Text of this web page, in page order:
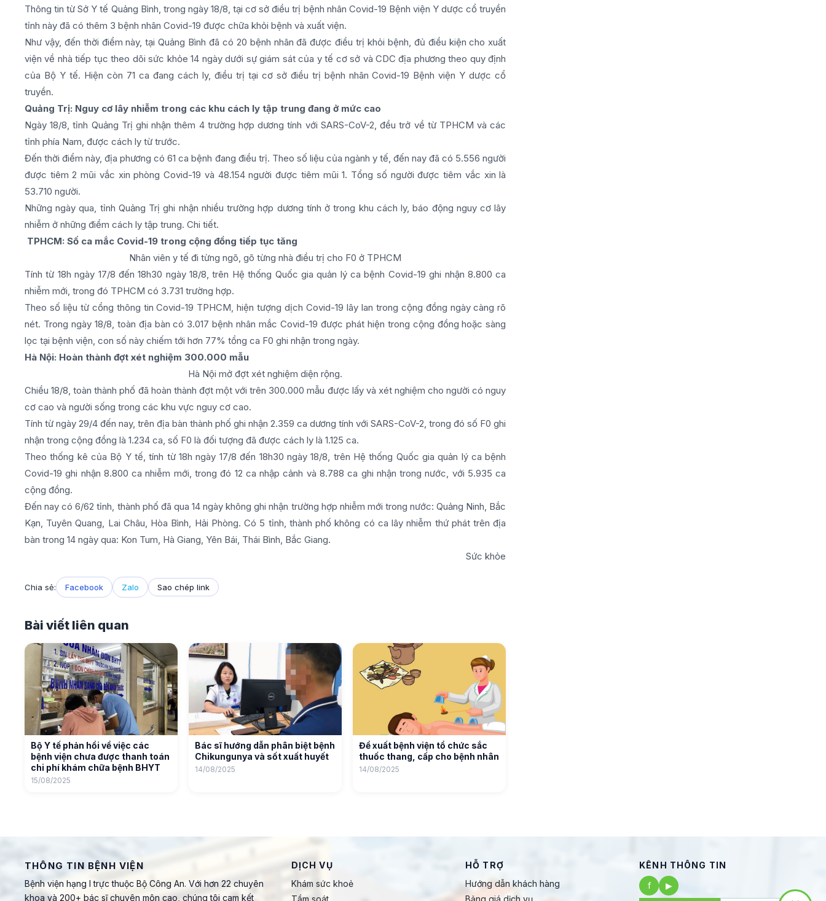
Thông tin từ Sở Y tế Quảng Bình, trong ngày 18/8, tại cơ sở điều trị bệnh nhân Covid-19 Bệnh viện Y dược cổ truyền
tỉnh này đã có thêm 3 bệnh nhân Covid-19 được chữa khỏi bệnh và xuất viện.
Như vậy, đến thời điểm này, tại Quảng Bình đã có 20 bệnh nhân đã được điều trị khỏi bệnh, đủ điều kiện cho xuất
viện về nhà tiếp tục theo dõi sức khỏe 14 ngày dưới sự giám sát của y tế cơ sở và CDC địa phương theo quy định
của Bộ Y tế. Hiện còn 71 ca đang cách ly, điều trị tại cơ sở điều trị bệnh nhân Covid-19 Bệnh viện Y dược cổ
truyền.
Quảng Trị: Nguy cơ lây nhiễm trong các khu cách ly tập trung đang ở mức cao
Ngày 18/8, tỉnh Quảng Trị ghi nhận thêm 4 trường hợp dương tính với SARS-CoV-2, đều trở về từ TPHCM và các
tỉnh phía Nam, được cách ly từ trước.
Đến thời điểm này, địa phương có 61 ca bệnh đang điều trị. Theo số liệu của ngành y tế, đến nay đã có 5.556 người
được tiêm 2 mũi vắc xin phòng Covid-19 và 48.154 người được tiêm mũi 1. Tổng số người được tiêm vắc xin là
53.710 người.
Những ngày qua, tỉnh Quảng Trị ghi nhận nhiều trường hợp dương tính ở trong khu cách ly, báo động nguy cơ lây
nhiễm ở những điểm cách ly tập trung. Chi tiết.
TPHCM: Số ca mắc Covid-19 trong cộng đồng tiếp tục tăng
Nhân viên y tế đi từng ngõ, gõ từng nhà điều trị cho F0 ở TPHCM
Tính từ 18h ngày 17/8 đến 18h30 ngày 18/8, trên Hệ thống Quốc gia quản lý ca bệnh Covid-19 ghi nhận 8.800 ca
nhiễm mới, trong đó TPHCM có 3.731 trường hợp.
Theo số liệu từ cổng thông tin Covid-19 TPHCM, hiện tượng dịch Covid-19 lây lan trong cộng đồng ngày càng rõ
nét. Trong ngày 18/8, toàn địa bàn có 3.017 bệnh nhân mắc Covid-19 được phát hiện trong cộng đồng hoặc sàng
lọc tại bệnh viện, con số này chiếm tới hơn 77% tổng ca F0 ghi nhận trong ngày.
Hà Nội: Hoàn thành đợt xét nghiệm 300.000 mẫu
Hà Nội mở đợt xét nghiệm diện rộng.
Chiều 18/8, toàn thành phố đã hoàn thành đợt một với trên 300.000 mẫu được lấy và xét nghiệm cho người có nguy
cơ cao và người sống trong các khu vực nguy cơ cao.
Tính từ ngày 29/4 đến nay, trên địa bàn thành phố ghi nhận 2.359 ca dương tính với SARS-CoV-2, trong đó số F0 ghi
nhận trong cộng đồng là 1.234 ca, số F0 là đối tượng đã được cách ly là 1.125 ca.
Theo thống kê của Bộ Y tế, tính từ 18h ngày 17/8 đến 18h30 ngày 18/8, trên Hệ thống Quốc gia quản lý ca bệnh
Covid-19 ghi nhận 8.800 ca nhiễm mới, trong đó 12 ca nhập cảnh và 8.788 ca ghi nhận trong nước, với 5.935 ca
cộng đồng.
Đến nay có 6/62 tỉnh, thành phố đã qua 14 ngày không ghi nhận trường hợp nhiễm mới trong nước: Quảng Ninh, Bắc
Kạn, Tuyên Quang, Lai Châu, Hòa Bình, Hải Phòng. Có 5 tỉnh, thành phố không có ca lây nhiễm thứ phát trên địa
bàn trong 14 ngày qua: Kon Tum, Hà Giang, Yên Bái, Thái Bình, Bắc Giang.
Sức khỏe
Chia sẻ: Facebook Zalo Sao chép link
Bài viết liên quan
Bộ Y tế phản hồi về việc các
bệnh viện chưa được thanh toán
chi phí khám chữa bệnh BHYT
15/08/2025
Bác sĩ hướng dẫn phân biệt bệnh
Chikungunya và sốt xuất huyết
14/08/2025
Đề xuất bệnh viện tổ chức sắc
thuốc thang, cấp cho bệnh nhân
14/08/2025
THÔNG TIN BỆNH VIỆN
Bệnh viện hạng I trực thuộc Bộ Công An. Với hơn 22 chuyên
khoa và 200+ bác sĩ chuyên môn cao, chúng tôi cam kết
DỊCH VỤ
Khám sức khoẻ
Tầm soát
HỖ TRỢ
Hướng dẫn khách hàng
Bảng giá dịch vụ
KÊNH THÔNG TIN
f
▶